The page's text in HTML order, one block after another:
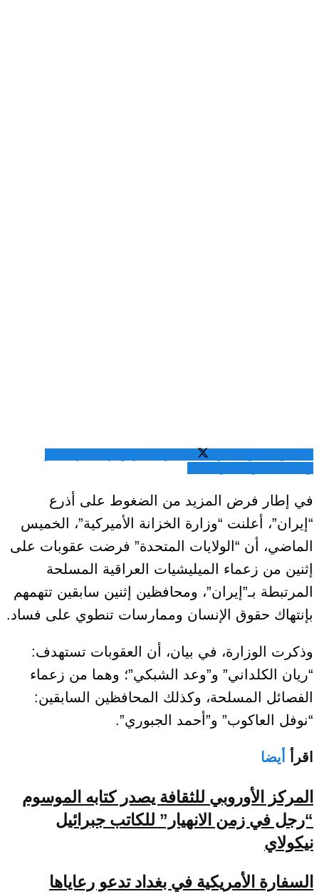
في إطار فرض المزيد من الضغوط على أذرع
“إيران”، أعلنت “وزارة الخزانة الأميركية”، الخميس
الماضي، أن “الولايات المتحدة” فرضت عقوبات على
إثنين من زعماء الميليشيات العراقية المسلحة
المرتبطة بـ”إيران”، ومحافظين إثنين سابقين تتهمهم
بإنتهاك حقوق الإنسان وممارسات تنطوي على فساد.
وذكرت الوزارة، في بيان، أن العقوبات تستهدف:
“ريان الكلداني” و”وعد الشبكي”؛ وهما من زعماء
الفصائل المسلحة، وكذلك المحافظين السابقين:
“نوفل العاكوب” و”أحمد الجبوري”.
اقرأ أيضا
المركز الأوروبي للثقافة يصدر كتابه الموسوم
“رجل في زمن الانهيار” للكاتب جبرائيل
نيكولاي
السفارة الأمريكية في بغداد تدعو رعاياها